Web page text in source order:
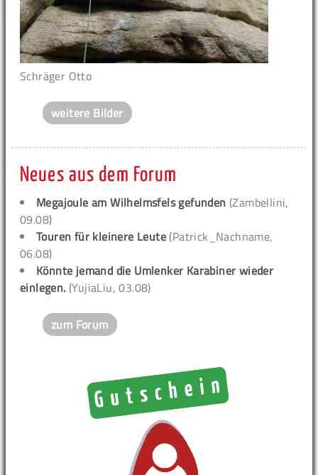
Schräger Otto
weitere Bilder
Neues aus dem Forum
Megajoule am Wilhelmsfels gefunden (Zambellini,
09.08)
Touren für kleinere Leute (Patrick_Nachname,
06.08)
Könnte jemand die Umlenker Karabiner wieder
einlegen. (YujiaLiu, 03.08)
zum Forum